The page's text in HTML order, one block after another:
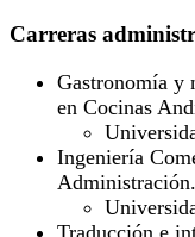
Carreras
Gastronomía y
en Cocinas
Ingeniería
Administración.
Traducción e